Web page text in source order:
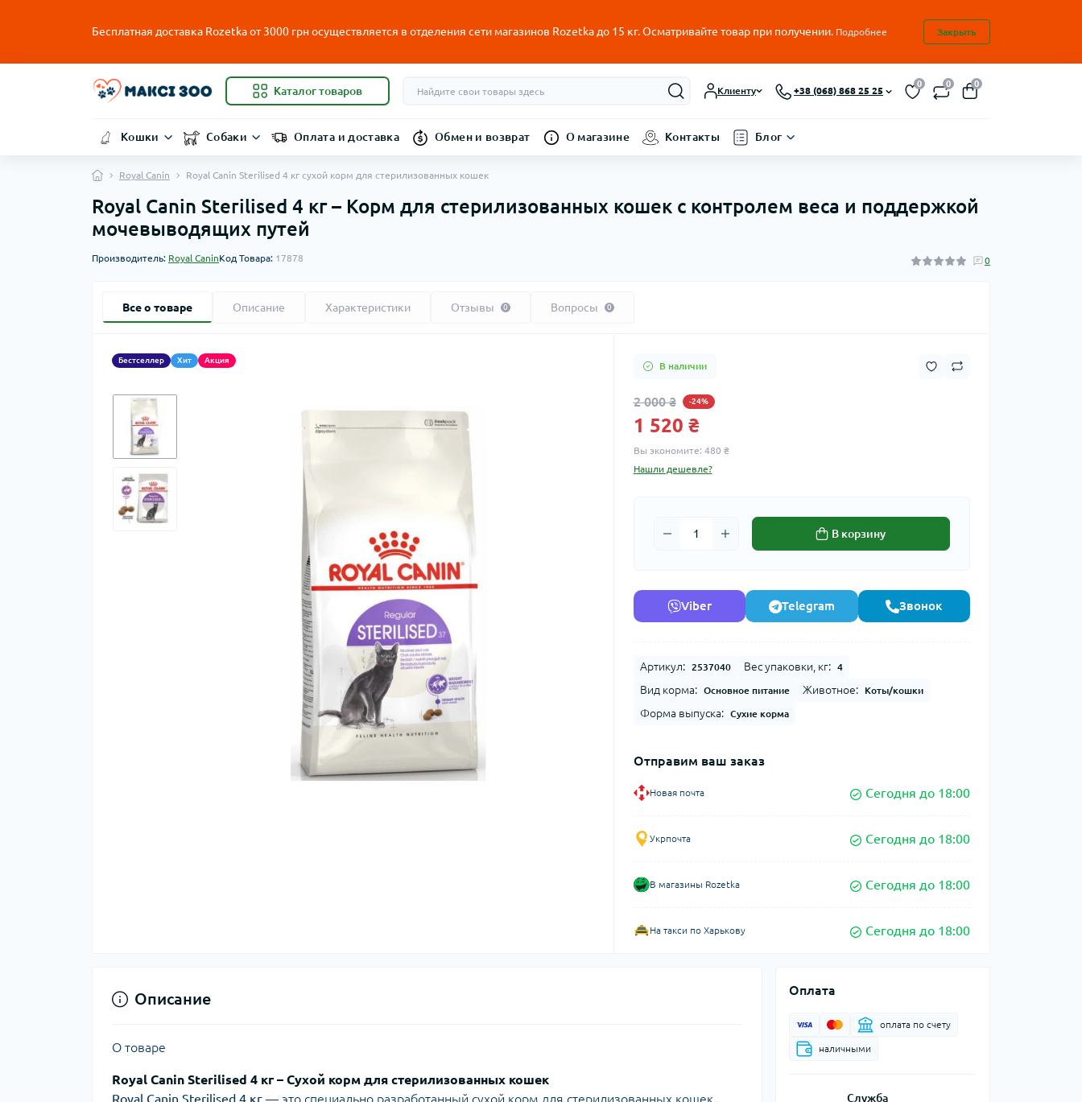
Бесплатная доставка Rozetka от3000 грн осуществляется в отделения сети магазинов Rozetka до 15 кг. Осматривайте товар при получении. Подробнее Закрыть
Каталог товаров Клиенту +38 (068) 868 25 25
0 0 0
Кошки Собаки Оплата и доставка Обмен и возврат О магазине Контакты Блог
Royal Canin Royal Canin Sterilised 4 кг сухой корм для стерилизованных кошек
Royal Canin Sterilised 4 кг – Корм для стерилизованных кошек с контролем веса и поддержкой
мочевыводящих путей
Производитель: Royal CaninКод Товара: 17878 0
Все о товаре Описание Характеристики Отзывы 0 Вопросы 0
Бестселлер Хит Акция
В наличии
2 000 ₴ -24%
1 520 ₴
Вы экономите: 480 ₴
Нашли дешевле?
В корзину
Viber Telegram Звонок
Артикул: 2537040 Вес упаковки, кг: 4
Вид корма: Основное питание Животное: Коты/кошки
Форма выпуска: Сухие корма
Отправим ваш заказ
Новая почта Сегодня до 18:00
Укрпочта Сегодня до 18:00
В магазины Rozetka Сегодня до 18:00
На такси по Харькову Сегодня до 18:00
Оплата
оплата по счету
наличными
Служба
Описание
О товаре
Royal Canin Sterilised 4 кг – Сухой корм для стерилизованных кошек
Royal Canin Sterilised 4 кг — это специально разработанный сухой корм для стерилизованных кошек,